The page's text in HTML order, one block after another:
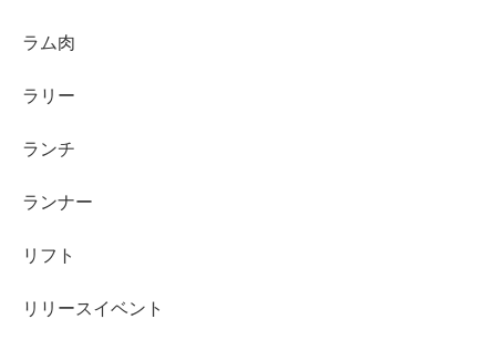
ラム肉
ラリー
ランチ
ランナー
リフト
リリースイベント